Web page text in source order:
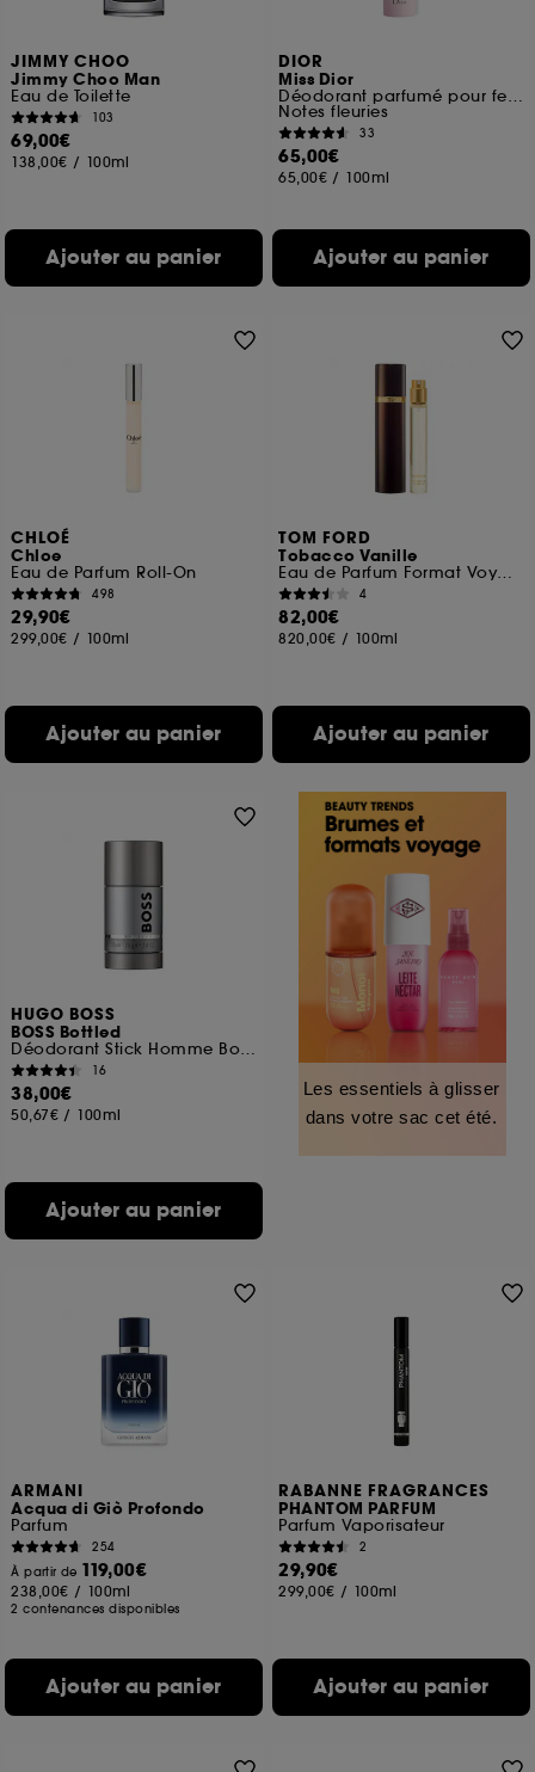
JIMMY CHOO
Jimmy Choo Man
Eau de Toilette
103
69,00€
138,00€ / 100ml
Ajouter au panier
DIOR
Miss Dior
Déodorant parfumé pour femme vaporisateur
Notes fleuries
33
65,00€
65,00€ / 100ml
Ajouter au panier
CHLOÉ
Chloe
Eau de Parfum Roll-On
498
29,90€
299,00€ / 100ml
Ajouter au panier
TOM FORD
Tobacco Vanille
Eau de Parfum Format Voyage
4
82,00€
820,00€ / 100ml
Ajouter au panier
HUGO BOSS
BOSS Bottled
Déodorant Stick Homme Boisé et Oriental
16
38,00€
50,67€ / 100ml
Ajouter au panier
Les essentiels à glisser
dans votre sac cet été.
ARMANI
Acqua di Giò Profondo
Parfum
254
À partir de 119,00€
238,00€ / 100ml
2 contenances disponibles
Ajouter au panier
RABANNE FRAGRANCES
PHANTOM PARFUM
Parfum Vaporisateur
2
29,90€
299,00€ / 100ml
Ajouter au panier